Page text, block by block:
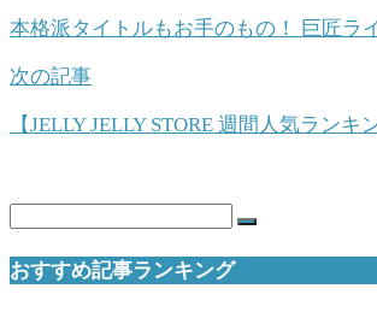
本格派タイトルもお手のもの！ 巨匠
次の記事
【JELLY JELLY STORE 週間人気ラン
おすすめ記事ランキング